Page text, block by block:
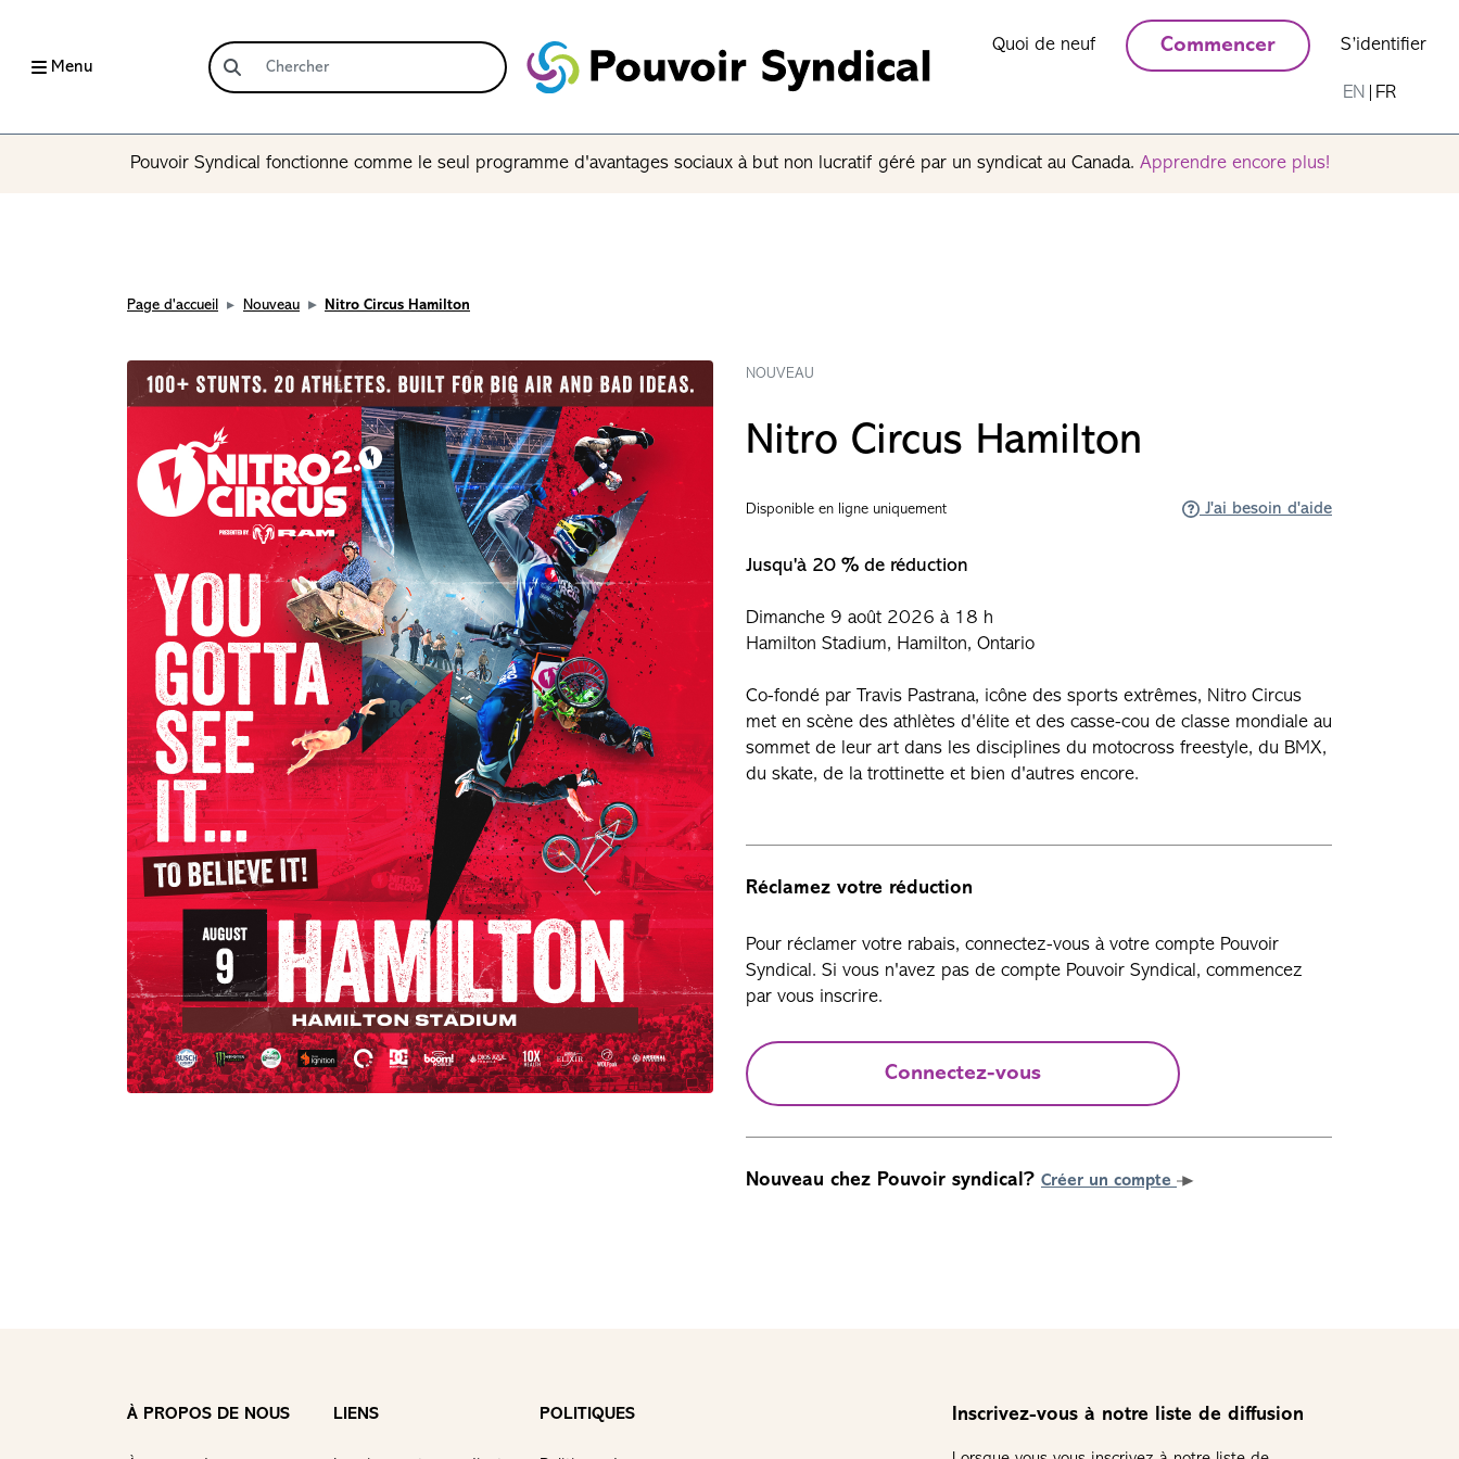
Menu
Quoi de neuf Commencer S’identifier
EN FR
Pouvoir Syndical fonctionne comme le seul programme d'avantages sociaux à but non lucratif géré par un syndicat au Canada. Apprendre encore plus!
Page d'accueil Nouveau Nitro Circus Hamilton
NOUVEAU
Nitro Circus Hamilton
Disponible en ligne uniquement J'ai besoin d'aide
Jusqu'à 20 % de réduction
Dimanche 9 août 2026 à 18 h
Hamilton Stadium, Hamilton, Ontario
Co-fondé par Travis Pastrana, icône des sports extrêmes, Nitro Circus
met en scène des athlètes d'élite et des casse-cou de classe mondiale au
sommet de leur art dans les disciplines du motocross freestyle, du BMX,
du skate, de la trottinette et bien d'autres encore.
Réclamez votre réduction
Pour réclamer votre rabais, connectez-vous à votre compte Pouvoir
Syndical. Si vous n'avez pas de compte Pouvoir Syndical, commencez
par vous inscrire.
Connectez-vous
Nouveau chez Pouvoir syndical? Créer un compte
À PROPOS DE NOUS LIENS POLITIQUES Inscrivez-vous à notre liste de diffusion